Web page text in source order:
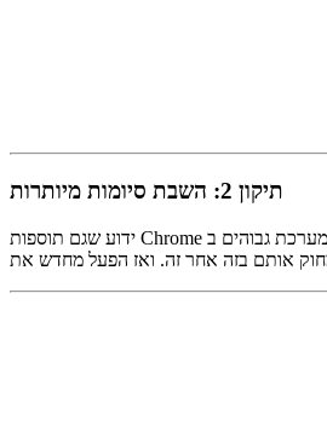
תיקון 2: השבת סיומות מיותרות
ידוע שגם תוספות Chrome גורמות לשימוש במשאבי מערכת גבוהים ב- Chrome, כגון שימוש במעבד, זיכרון או דיסק 100%. אם התקנת מספר תוספים ל- Chrome, הם עשויים להיות האשם לשימוש במעבד גבוה ב- Chrome.